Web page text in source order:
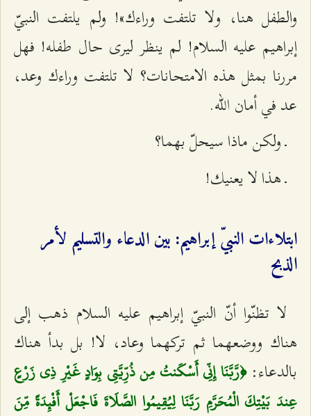
والطفل هنا، ولا تلتفت وراءك»! ولم يلتفت النبيّ
إبراهيم عليه السلام! لم ينظر ليرى حال طفله! فهل
مررنا بمثل هذه الامتحانات؟ لا تلتفت وراءك وعد،
عد في أمان الله.
ـ ولكن ماذا سيحلّ بهما؟
ـ هذا لا يعنيك!
ابتلاءات النبيّ إبراهيم: بين الدعاء والتسليم لأمر
الذبح
لا تظنّوا أنّ النبيّ إبراهيم عليه السلام ذهب إلى
هناك ووضعهما ثم تركهما وعاد، لا! بل بدأ هناك
بالدعاء:﴿رَّبَّنَا إِنِّي أَسْكَنتُ مِن ذُرِّيَّتِي بِوَادٍ غَيْرِ ذِي زَرْعٍ
عِندَ بَيْتِكَ الْمُحَرَّمِ رَبَّنَا لِيُقِيمُوا الصَّلَاةَ فَاجْعَلْ أَفْئِدَةً مِّنَ